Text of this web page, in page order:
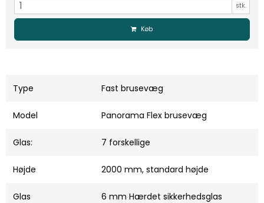
stk.
Køb
Type Fast brusevæg
Model Panorama Flex brusevæg
Glas: 7 forskellige
Højde 2000 mm, standard højde
Glas 6 mm Hærdet sikkerhedsglas